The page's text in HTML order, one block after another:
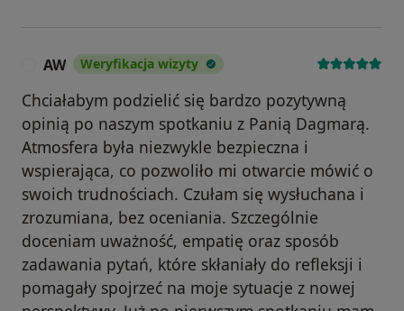
AW Weryfikacja wizyty
Chciałabym podzielić się bardzo pozytywną
opinią po naszym spotkaniu z Panią Dagmarą.
Atmosfera była niezwykle bezpieczna i
wspierająca, co pozwoliło mi otwarcie mówić o
swoich trudnościach. Czułam się wysłuchana i
zrozumiana, bez oceniania. Szczególnie
doceniam uważność, empatię oraz sposób
zadawania pytań, które skłaniały do refleksji i
pomagały spojrzeć na moje sytuacje z nowej